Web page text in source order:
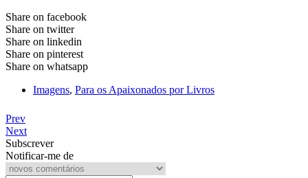
Share on facebook
Share on twitter
Share on linkedin
Share on pinterest
Share on whatsapp
Imagens, Para os Apaixonados por Livros
Prev
Next
Subscrever
Notificar-me de